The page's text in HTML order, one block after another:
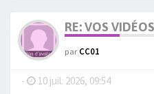
RE: VOS
parCC01
- 10 juil. 2026, 09:54